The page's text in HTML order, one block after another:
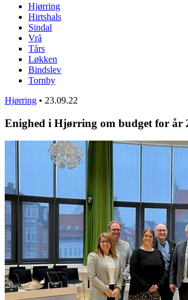
Hjørring
Hirtshals
Sindal
Vrå
Tårs
Løkken
Bindslev
Tornby
Hjørring • 23.09.22
Enighed i Hjørring om budget for år